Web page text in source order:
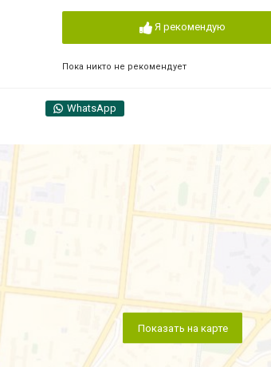
Я рекомендую
Пока никто не рекомендует
WhatsApp
Показать на карте